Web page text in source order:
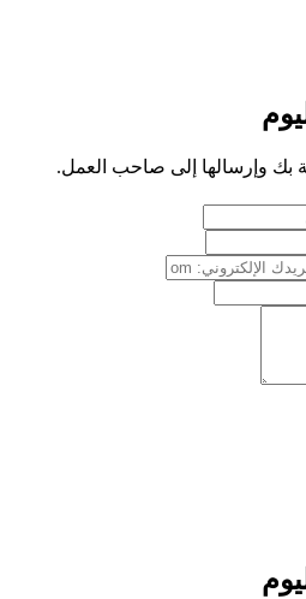
بك وإرسالها إلى صاحب العمل.